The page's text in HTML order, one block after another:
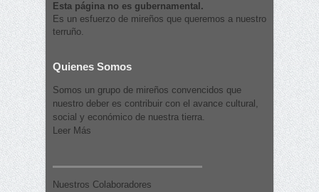
Esta página no es gubernamental.
Es un esfuerzo de mireños que queremos a nuestro
terruño.
Quienes Somos
Somos un grupo de mireños convencidos que
nuestro deber es contribuir con el avance cultural,
social y económico de nuestra tierra.
Leer Más
Nuestros Colaboradores